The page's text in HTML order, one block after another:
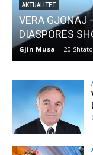
AKTUALITET
Pregaditi Gjin
Gjin Musa - 8